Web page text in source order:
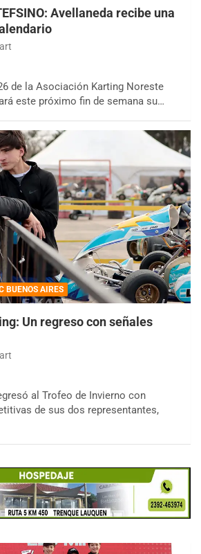
Avellaneda recibe una
de la Asociación Karting Noreste
este próximo fin de semana su…
BUENOS AIRES
Un regreso con señales
al Trofeo de Invierno con
de sus dos representantes,